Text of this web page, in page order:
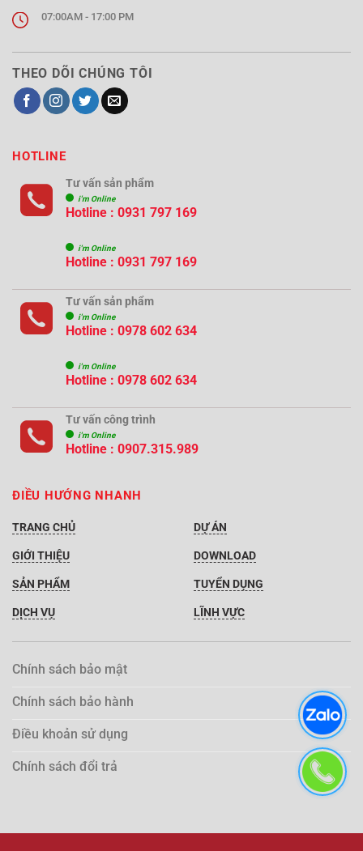
07:00AM - 17:00 PM
THEO DÕI CHÚNG TÔI
HOTLINE
Tư vấn sản phẩm
i'm Online
Hotline : 0931 797 169
i'm Online
Hotline : 0931 797 169
Tư vấn sản phẩm
i'm Online
Hotline : 0978 602 634
i'm Online
Hotline : 0978 602 634
Tư vấn công trình
i'm Online
Hotline : 0907.315.989
ĐIỀU HƯỚNG NHANH
TRANG CHỦ
GIỚI THIỆU
SẢN PHẨM
DỊCH VỤ
DỰ ÁN
DOWNLOAD
TUYỂN DỤNG
LĨNH VỰC
Chính sách bảo mật
Chính sách bảo hành
Điều khoản sử dụng
Chính sách đổi trả